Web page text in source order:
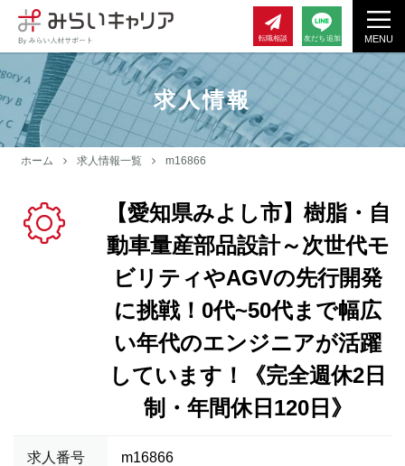
MENU
転職相談 友だち追加
求人情報
ホーム 求人情報一覧 m16866
【愛知県みよし市】樹脂・自
動車量産部品設計～次世代モ
ビリティやAGVの先行開発
に挑戦！0代~50代まで幅広
い年代のエンジニアが活躍
しています！《完全週休2日
制・年間休日120日》
求人番号 m16866